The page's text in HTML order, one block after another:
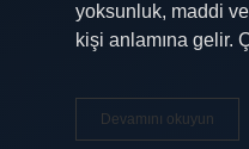
yoksunluk, maddi
kişi anlamına gelir.
Devamını okuyun
Diye